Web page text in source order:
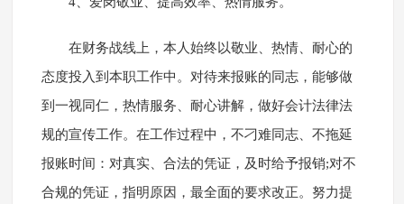
在财务战线上，本人始终以敬业、热情、耐心的
态度投入到本职工作中。对待来报账的同志，能够做
到一视同仁，热情服务、耐心讲解，做好会计法律法
规的宣传工作。在工作过程中，不刁难同志、不拖延
报账时间：对真实、合法的凭证，及时给予报销;对不
合规的凭证，指明原因，最全面的要求改正。努力提